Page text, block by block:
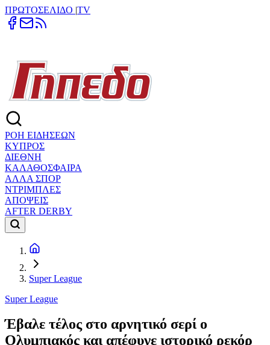
ΠΡΩΤΟΣΕΛΙΔΟ |TV
ΡΟΗ ΕΙΔΗΣΕΩΝ
ΚΥΠΡΟΣ
ΔΙΕΘΝΗ
ΚΑΛΑΘΟΣΦΑΙΡΑ
ΑΛΛΑ ΣΠΟΡ
ΝΤΡΙΜΠΛΕΣ
ΑΠΟΨΕΙΣ
AFTER DERBY
Super League
Super League
Έβαλε τέλος στο αρνητικό σερί ο
Ολυμπιακός και απέφυγε ιστορικό ρεκόρ